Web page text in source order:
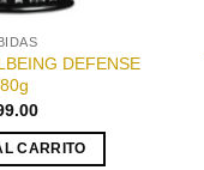
DEFENSE
CARRITO